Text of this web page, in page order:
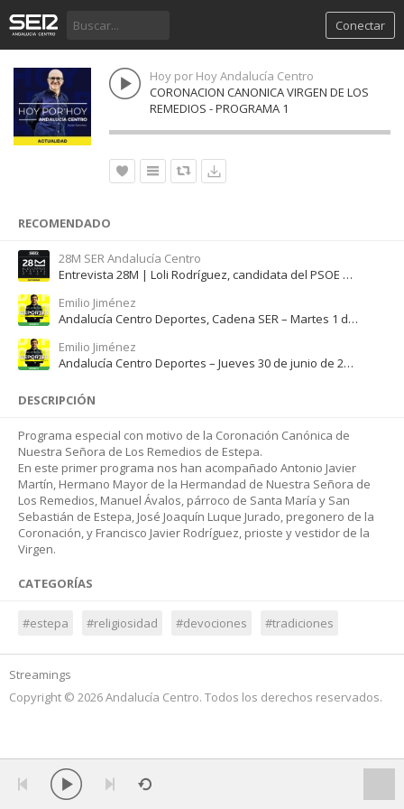
Conectar
Hoy por Hoy Andalucía Centro
CORONACION CANONICA VIRGEN DE LOS
REMEDIOS - PROGRAMA 1
RECOMENDADO
28M SER Andalucía Centro
Entrevista 28M | Loli Rodríguez, candidata del PSOE en Pedrera
Emilio Jiménez
Andalucía Centro Deportes, Cadena SER – Martes 1 de febrero de 2022
Emilio Jiménez
Andalucía Centro Deportes – Jueves 30 de junio de 2022
DESCRIPCIÓN
Programa especial con motivo de la Coronación Canónica de
Nuestra Señora de Los Remedios de Estepa.
En este primer programa nos han acompañado Antonio Javier
Martín, Hermano Mayor de la Hermandad de Nuestra Señora de
Los Remedios, Manuel Ávalos, párroco de Santa María y San
Sebastián de Estepa, José Joaquín Luque Jurado, pregonero de la
Coronación, y Francisco Javier Rodríguez, prioste y vestidor de la
Virgen.
CATEGORÍAS
#estepa #religiosidad #devociones #tradiciones
Streamings
Copyright © 2026 Andalucía Centro. Todos los derechos reservados.